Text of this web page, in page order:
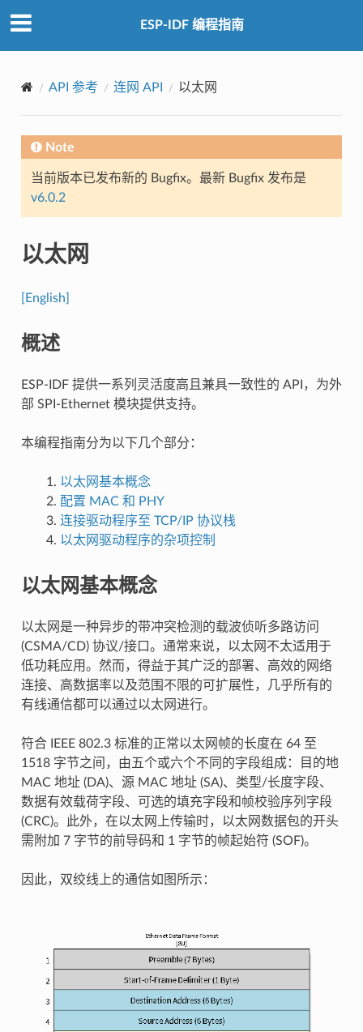
ESP-IDF 编程指南
API 参考 连网 API 以太网
Note
当前版本已发布新的 Bugfix。最新 Bugfix 发布是
v6.0.2
以太网
[English]
概述
ESP-IDF 提供一系列灵活度高且兼具一致性的 API，为外
部 SPI-Ethernet 模块提供支持。
本编程指南分为以下几个部分：
以太网基本概念
配置 MAC 和 PHY
连接驱动程序至 TCP/IP 协议栈
以太网驱动程序的杂项控制
以太网基本概念
以太网是一种异步的带冲突检测的载波侦听多路访问
(CSMA/CD) 协议/接口。通常来说，以太网不太适用于
低功耗应用。然而，得益于其广泛的部署、高效的网络
连接、高数据率以及范围不限的可扩展性，几乎所有的
有线通信都可以通过以太网进行。
符合 IEEE 802.3 标准的正常以太网帧的长度在 64 至
1518 字节之间，由五个或六个不同的字段组成：目的地
MAC 地址 (DA)、源 MAC 地址 (SA)、类型/长度字段、
数据有效载荷字段、可选的填充字段和帧校验序列字段
(CRC)。此外，在以太网上传输时，以太网数据包的开头
需附加 7 字节的前导码和 1 字节的帧起始符 (SOF)。
因此，双绞线上的通信如图所示：